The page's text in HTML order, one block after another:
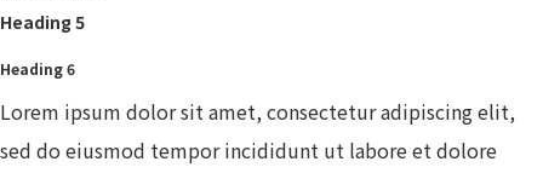
Heading 5
Heading 6
Lorem ipsum dolor sit amet, consectetur adipiscing elit,
sed do eiusmod tempor incididunt ut labore et dolore